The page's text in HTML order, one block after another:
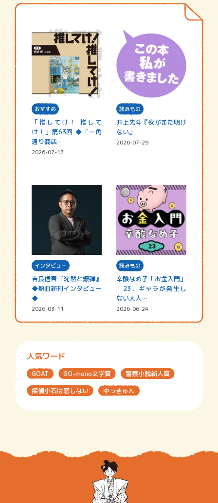
おすすめ
「推してけ！ 推して
け！」第63回 ◆『一角
通り商店…
2026-07-17
読みもの
井上先斗『夜がまだ明け
ない』
2026-07-29
インタビュー
吉良信吾『沈黙と爆弾』
◆熱血新刊インタビュー
◆
2026-03-11
読みもの
辛酸なめ子「お金入門」
23．ギャラが発生し
ない大人…
2026-06-24
人気ワード
GOAT GO-mono文学賞
警察小説新人賞
探偵小石は恋しない
ゆっきゅん